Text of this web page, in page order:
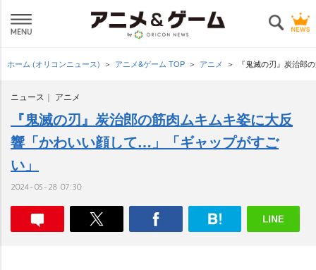
ホーム (オリコンニュース) アニメ&ゲーム TOP アニメ 『鬼滅の刃』炭治郎
ニュース アニメ
『鬼滅の刃』炭治郎の筋肉ムキムキ姿に大反
響「かわいい顔して…」「ギャップがすご
い」
2024-05-28 07:30